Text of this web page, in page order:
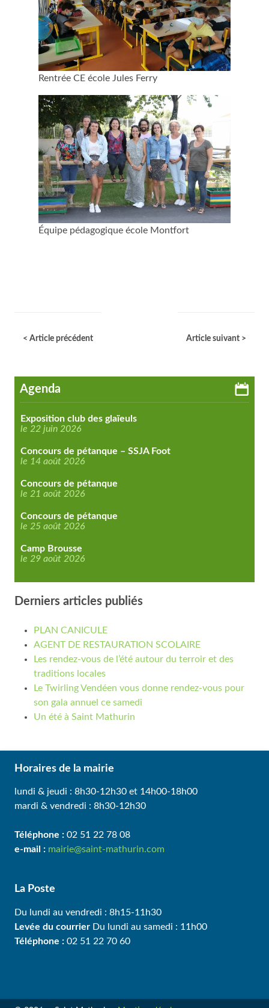
Rentrée CE école Jules Ferry
Équipe pédagogique école Montfort
< Article précédent Article suivant >
Agenda
Exposition club des glaïeuls
le 22 juin 2026
Concours de pétanque – SSJA Foot
le 14 août 2026
Concours de pétanque
le 21 août 2026
Concours de pétanque
le 25 août 2026
Camp Brousse
le 29 août 2026
Derniers articles publiés
PLAN CANICULE
AGENT DE RESTAURATION SCOLAIRE
Les rendez-vous de l’été autour du terroir et des
traditions locales
Le Twirling Vendéen vous donne rendez-vous pour
son gala annuel ce samedi
Un été à Saint Mathurin
Horaires de la mairie
lundi & jeudi : 8h30-12h30 et 14h00-18h00
mardi & vendredi : 8h30-12h30
Téléphone : 02 51 22 78 08
e-mail : mairie@saint-mathurin.com
La Poste
Du lundi au vendredi : 8h15-11h30
Levée du courrier Du lundi au samedi : 11h00
Téléphone : 02 51 22 70 60